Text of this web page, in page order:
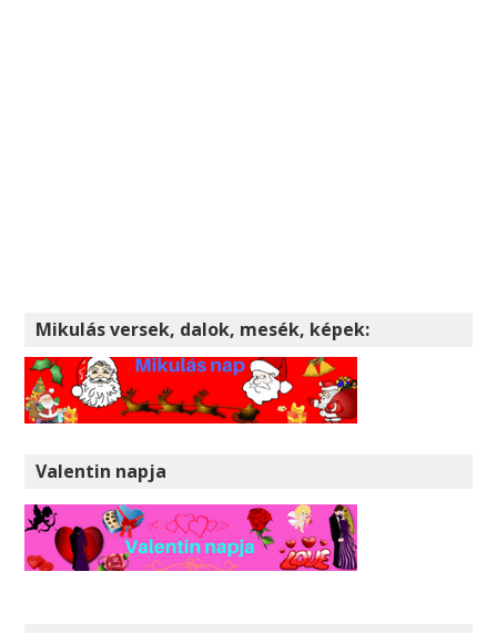
Mikulás versek, dalok, mesék, képek:
Valentin napja